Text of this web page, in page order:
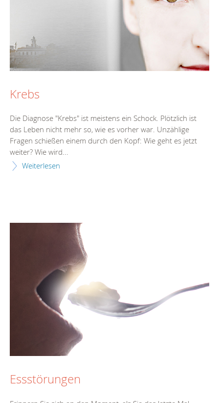
Krebs
Die Diagnose "Krebs" ist meistens ein Schock. Plötzlich ist
das Leben nicht mehr so, wie es vorher war. Unzählige
Fragen schießen einem durch den Kopf: Wie geht es jetzt
weiter? Wie wird...
Weiterlesen
Essstörungen